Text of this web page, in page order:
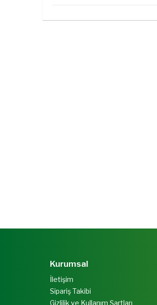
Kurumsal
İletişim
Sipariş Takibi
Gizlilik ve Kullanım Şartları